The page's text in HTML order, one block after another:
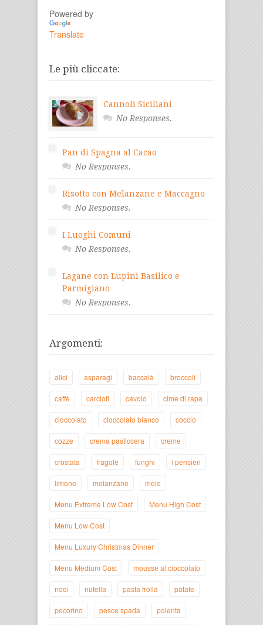
Powered by
Translate
Le più cliccate:
Cannoli Siciliani
No Responses.
Pan di Spagna al Cacao
No Responses.
Risotto con Melanzane e Maccagno
No Responses.
I Luoghi Comuni
No Responses.
Lagane con Lupini Basilico e
Parmigiano
No Responses.
Argomenti:
alici asparagi baccalà broccoli
caffè carciofi cavolo cime di rapa
cioccolato cioccolato bianco coccio
cozze crema pasticcera creme
crostata fragole funghi i pensieri
limone melanzane mele
Menu Extreme Low Cost Menu High Cost
Menu Low Cost
Menu Luxury Christmas Dinner
Menu Medium Cost mousse al cioccolato
noci nutella pasta frolla patate
pecorino pesce spada polenta